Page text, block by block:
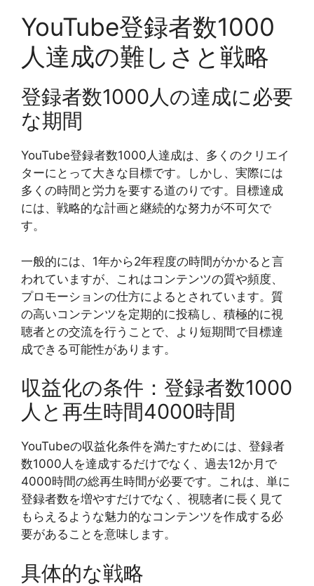
YouTube登録者数1000
人達成の難しさと戦略
登録者数1000人の達成に必要
な期間
YouTube登録者数1000人達成は、多くのクリエイ
ターにとって大きな目標です。しかし、実際には
多くの時間と労力を要する道のりです。目標達成
には、戦略的な計画と継続的な努力が不可欠で
す。
一般的には、1年から2年程度の時間がかかると言
われていますが、これはコンテンツの質や頻度、
プロモーションの仕方によるとされています。質
の高いコンテンツを定期的に投稿し、積極的に視
聴者との交流を行うことで、より短期間で目標達
成できる可能性があります。
収益化の条件：登録者数1000
人と再生時間4000時間
YouTubeの収益化条件を満たすためには、登録者
数1000人を達成するだけでなく、過去12か月で
4000時間の総再生時間が必要です。これは、単に
登録者数を増やすだけでなく、視聴者に長く見て
もらえるような魅力的なコンテンツを作成する必
要があることを意味します。
具体的な戦略